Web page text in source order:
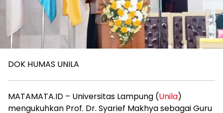
DOK HUMAS UNILA
MATAMATA.ID – Universitas Lampung (Unila)
mengukuhkan Prof. Dr. Syarief Makhya sebagai Guru